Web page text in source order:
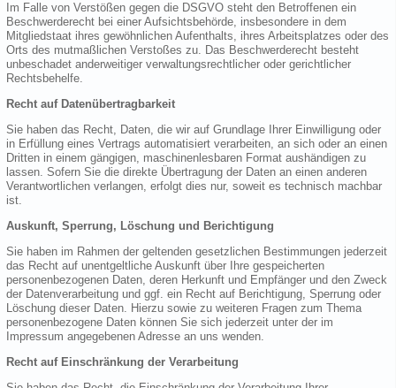
Im Falle von Verstößen gegen die DSGVO steht den Betroffenen ein
Beschwerderecht bei einer Aufsichtsbehörde, insbesondere in dem
Mitgliedstaat ihres gewöhnlichen Aufenthalts, ihres Arbeitsplatzes oder des
Orts des mutmaßlichen Verstoßes zu. Das Beschwerderecht besteht
unbeschadet anderweitiger verwaltungsrechtlicher oder gerichtlicher
Rechtsbehelfe.
Recht auf Datenübertragbarkeit
Sie haben das Recht, Daten, die wir auf Grundlage Ihrer Einwilligung oder
in Erfüllung eines Vertrags automatisiert verarbeiten, an sich oder an einen
Dritten in einem gängigen, maschinenlesbaren Format aushändigen zu
lassen. Sofern Sie die direkte Übertragung der Daten an einen anderen
Verantwortlichen verlangen, erfolgt dies nur, soweit es technisch machbar
ist.
Auskunft, Sperrung, Löschung und Berichtigung
Sie haben im Rahmen der geltenden gesetzlichen Bestimmungen jederzeit
das Recht auf unentgeltliche Auskunft über Ihre gespeicherten
personenbezogenen Daten, deren Herkunft und Empfänger und den Zweck
der Datenverarbeitung und ggf. ein Recht auf Berichtigung, Sperrung oder
Löschung dieser Daten. Hierzu sowie zu weiteren Fragen zum Thema
personenbezogene Daten können Sie sich jederzeit unter der im
Impressum angegebenen Adresse an uns wenden.
Recht auf Einschränkung der Verarbeitung